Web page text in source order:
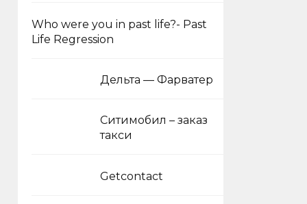
Who were you in past life?- Past
Life Regression
Дельта — Фарватер
Ситимобил – заказ
такси
Getcontact